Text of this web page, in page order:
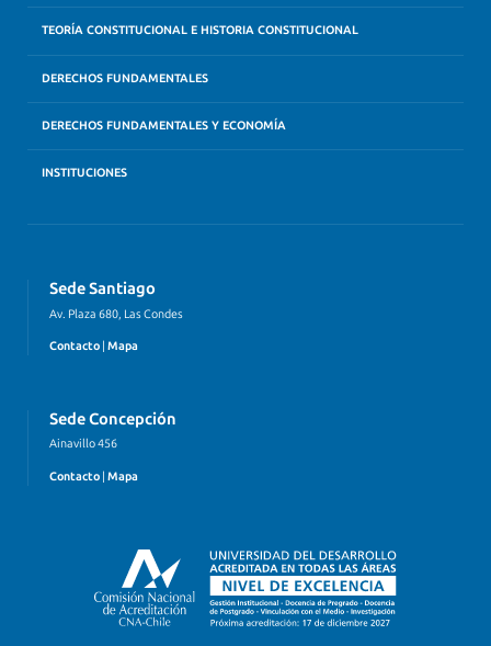
TEORÍA CONSTITUCIONAL E HISTORIA CONSTITUCIONAL
DERECHOS FUNDAMENTALES
DERECHOS FUNDAMENTALES Y ECONOMÍA
INSTITUCIONES
Sede Santiago
Av. Plaza 680, Las Condes
Contacto | Mapa
Sede Concepción
Ainavillo 456
Contacto | Mapa